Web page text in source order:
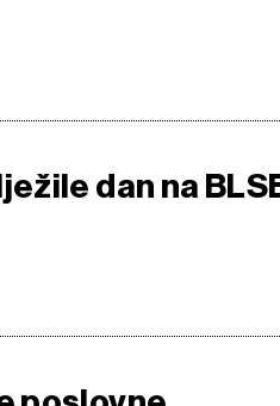
dan na